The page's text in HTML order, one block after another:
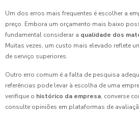
Um dos erros mais frequentes é escolher a
preço. Embora um orçamento mais baixo
fundamental considerar a qualidade dos
Muitas vezes, um custo mais elevado reflete
de serviço superiores.
Outro erro comum é a falta de pesquisa
referências pode levar à escolha de uma
verifique o histórico da empresa, converse
consulte opiniões em plataformas de